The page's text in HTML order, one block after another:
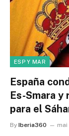
ESP Y MAR
España
Es-Smara y
para el
By Iberia360 mai